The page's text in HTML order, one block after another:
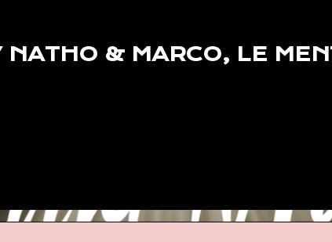
NATHO & MARCO, LE